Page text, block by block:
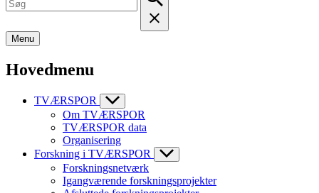
Menu
Hovedmenu
TVÆRSPOR
Om TVÆRSPOR
TVÆRSPOR data
Organisering
Forskning i TVÆRSPOR
Forskningsnetværk
Igangværende forskningsprojekter